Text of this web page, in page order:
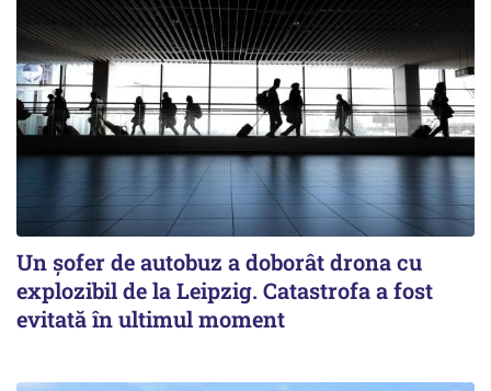
Un șofer de autobuz a doborât drona cu
explozibil de la Leipzig. Catastrofa a fost
evitată în ultimul moment